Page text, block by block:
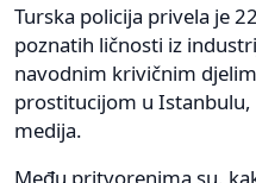
Turska policija privela je
poznatih ličnosti iz
navodnim krivičnim
prostitucijom u
medija.
Među pritvorenima su,